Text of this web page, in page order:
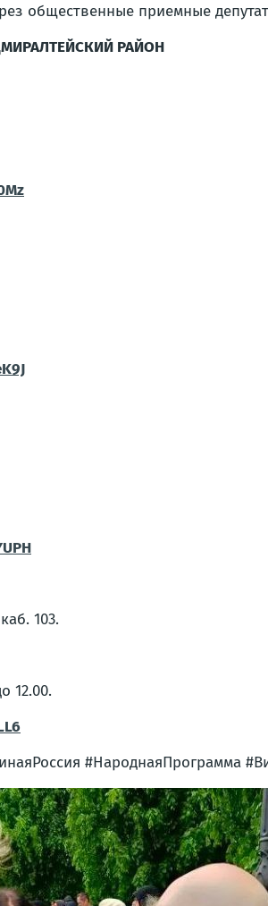
общественные приемные
РАЙОН
103.
12.00.
#НароднаяПрограмма